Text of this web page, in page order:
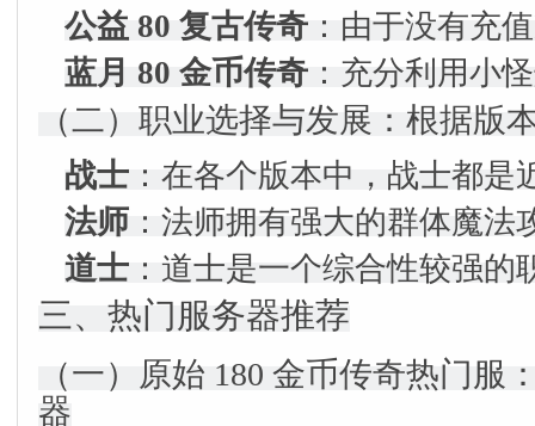
公益 80 复古传奇 ：由于没有充
蓝月 80 金币传奇 ：充分利用小
（二）职业选择与发展：根据版
战士 ：在各个版本中，战士都
法师 ：法师拥有强大的群体魔
道士 ：道士是一个综合性较强
三、热门服务器推荐
（一）原始 180 金币传奇热门服
器